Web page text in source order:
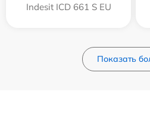
Indesit ICD 661 S EU
Показать